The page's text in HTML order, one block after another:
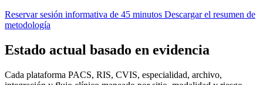
Reservar sesión informativa de 45 minutos Descargar el resumen de
metodología
Estado actual basado en evidencia
Cada plataforma PACS, RIS, CVIS, especialidad, archivo,